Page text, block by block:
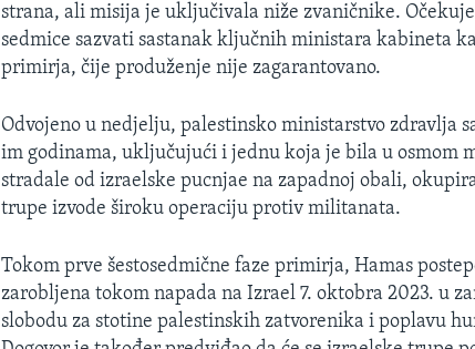
strana, ali misija je uključivala niže zvaničnike.
sedmice sazvati sastanak ključnih ministara kabineta
primirja, čije produženje nije zagarantovano.
Odvojeno u nedjelju, palestinsko ministarstvo zdravlja
im godinama, uključujući i jednu koja je bila u osmom
stradale od izraelske pucnjae na zapadnoj obali,
trupe izvode široku operaciju protiv militanata.
Tokom prve šestosedmične faze primirja, Hamas
zarobljena tokom napada na Izrael 7. oktobra 2023. u
slobodu za stotine palestinskih zatvorenika i poplavu